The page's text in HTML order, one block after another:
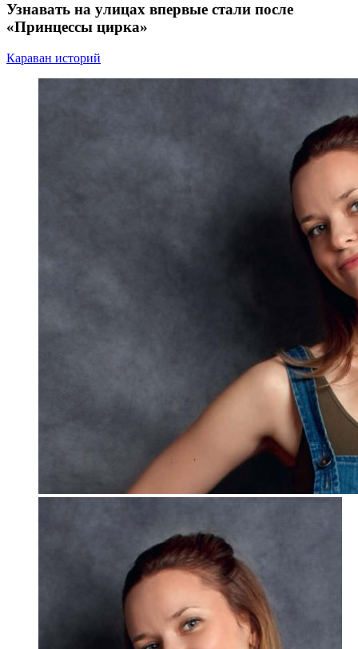
Узнавать на улицах впервые стали после
«Принцессы цирка»
Караван историй